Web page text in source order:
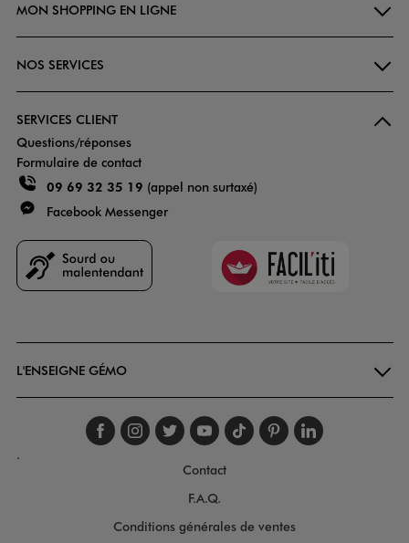
MON SHOPPING EN LIGNE
NOS SERVICES
SERVICES CLIENT
Questions/réponses
Formulaire de contact
09 69 32 35 19 (appel non surtaxé)
Facebook Messenger
Faciliti
L'ENSEIGNE GÉMO
Suivez-nous sur
Suivez-nous sur
Suivez-nous sur
Suivez-nous
Suivez-nous
Suivez-
.
Contact
F.A.Q.
Conditions générales de ventes